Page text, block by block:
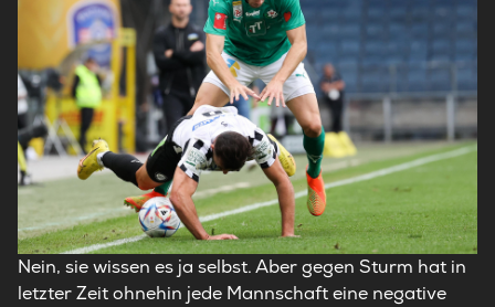
Nein, sie wissen es ja selbst. Aber gegen Sturm hat in
letzter Zeit ohnehin jede Mannschaft eine negative